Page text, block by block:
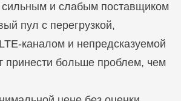
и слабым поставщиком
пул с перегрузкой,
каналом и непредсказуемой
принести больше проблем, чем